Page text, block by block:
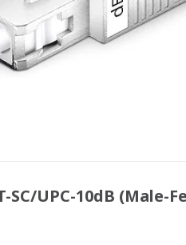
UPC-10dB (Male-